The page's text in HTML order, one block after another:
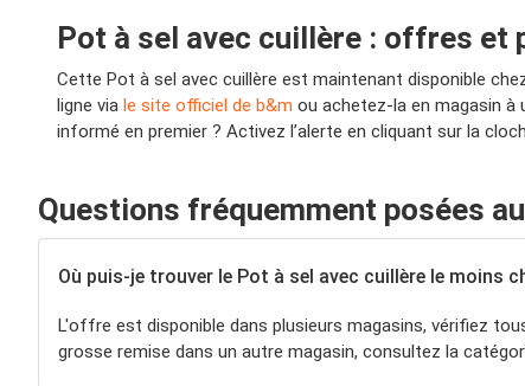
Pot à sel avec cuillère : offres et
Cette Pot à sel avec cuillère est maintenant disponible
ligne via le site officiel de b&m ou achetez-la en magasin à
informé en premier ? Activez l’alerte en cliquant sur la
Questions fréquemment posées
Où puis-je trouver le Pot à sel avec cuillère le moins
L'offre est disponible dans plusieurs magasins, vérifiez
grosse remise dans un autre magasin, consultez la